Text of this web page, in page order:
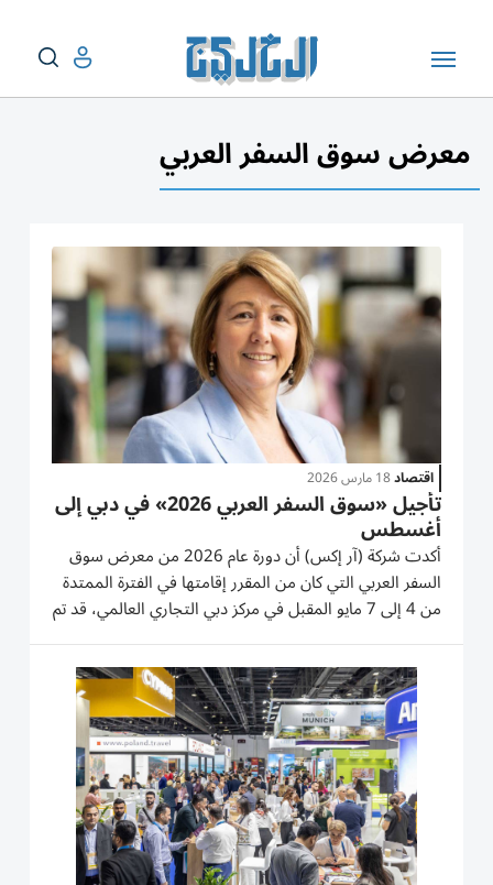
معرض سوق السفر العربي
اقتصاد18 مارس 2026
تأجيل «سوق السفر العربي 2026» في دبي إلى
أغسطس
أكدت شركة (آر إكس) أن دورة عام 2026 من معرض سوق
السفر العربي التي كان من المقرر إقامتها في الفترة الممتدة
من 4 إلى 7 مايو المقبل في مركز دبي التجاري العالمي، قد تم
تأجيل موعد انطلاق فعالياتها إلى الفترة الممتدة من 17 إلى
20 أغسطس 2026 في نفس مكان انعقادها. وقد تم اتخاذ
قرار تأجيل...